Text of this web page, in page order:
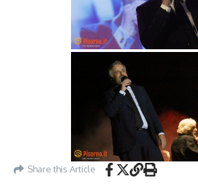
Share this Article